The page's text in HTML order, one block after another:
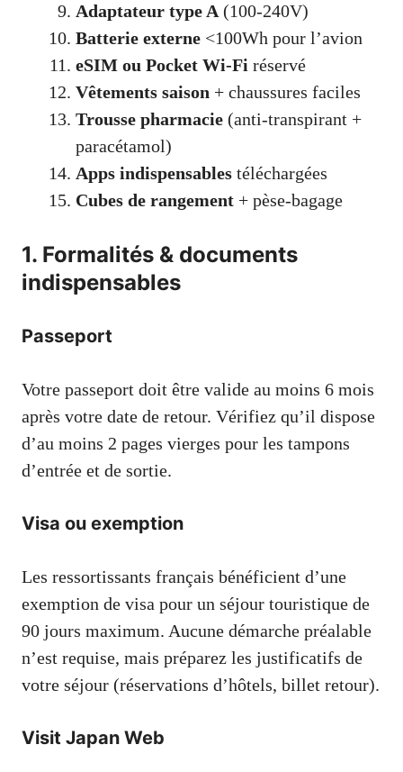
Adaptateur type A (100-240V)
Batterie externe <100Wh pour l’avion
eSIM ou Pocket Wi-Fi réservé
Vêtements saison + chaussures faciles
Trousse pharmacie (anti-transpirant +
paracétamol)
Apps indispensables téléchargées
Cubes de rangement + pèse-bagage
1. Formalités & documents
indispensables
Passeport
Votre passeport doit être valide au moins 6 mois
après votre date de retour. Vérifiez qu’il dispose
d’au moins 2 pages vierges pour les tampons
d’entrée et de sortie.
Visa ou exemption
Les ressortissants français bénéficient d’une
exemption de visa pour un séjour touristique de
90 jours maximum. Aucune démarche préalable
n’est requise, mais préparez les justificatifs de
votre séjour (réservations d’hôtels, billet retour).
Visit Japan Web